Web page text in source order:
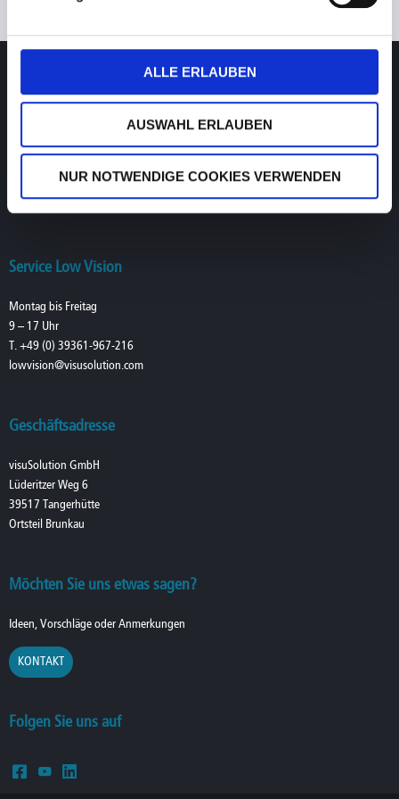
ALLE ERLAUBEN
AUSWAHL ERLAUBEN
NUR NOTWENDIGE COOKIES VERWENDEN
Gelegenheit, ihre elektronischen Lupen auszuprobieren.
Service Videozentrierung
Montag bis Freitag
T. +49 (0) 39361-967-17
Service Low Vision
Montag bis Freitag
9 – 17 Uhr
T. +49 (0) 39361-967-216
lowvision@visusolution.com
Geschäftsadresse
visuSolution GmbH
Lüderitzer Weg 6
39517 Tangerhütte
Ortsteil Brunkau
Möchten Sie uns etwas sagen?
Ideen, Vorschläge oder Anmerkungen
KONTAKT
Folgen Sie uns auf